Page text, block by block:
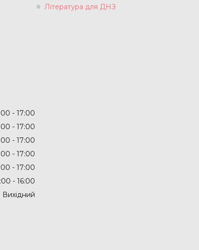
Література для ДНЗ
17:00
17:00
17:00
17:00
17:00
16:00
Вихідний